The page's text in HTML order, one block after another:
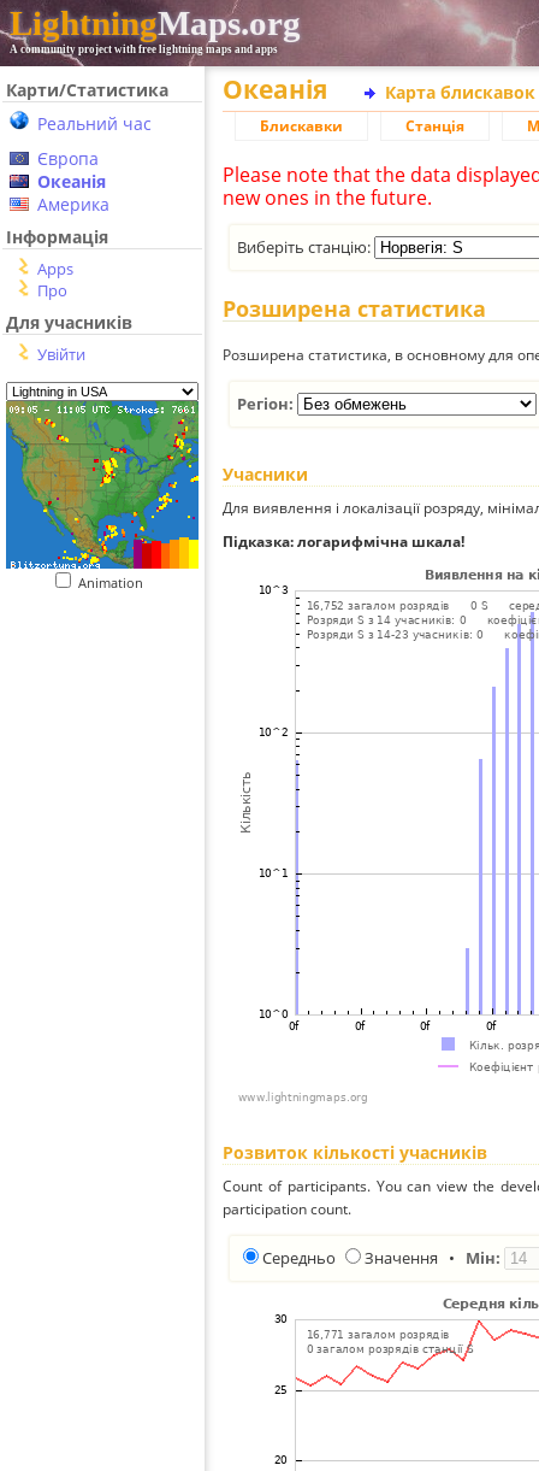
LightningMaps.org
A community project with free lightning maps and apps
Карти/Статистика
Реальний час
Європа
Океанія
Америка
Інформація
Apps
Про
Для учасників
Увійти
Animation
Океанія Карта
Блискавки Станція
Please note that the data
new ones in the future.
Виберіть станцію:
Розширена статистика
Розширена статистика, в основному для
Регіон:
Учасники
Для виявлення і локалізації розряду,
Підказка: логарифмічна шкала!
Розвиток кількості учасників
Count of participants. You can view the
participation count.
Середньо Значення • Мін: